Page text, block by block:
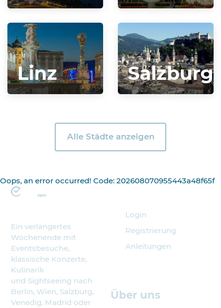
Linz Salzburg
Alle Städte anzeigen
Oops, an error occurred! Code: 202608070955443a48f65f
Ein verlängertes
Wochenende mit
Eventsbesuche,
klassische Konzerte,
Kulinarik
und Sightseeing nach
Berlin, Wien, Salzburg,
Venedig, Madrid oder
Login
Registrierung
Anleitungen
Über uns